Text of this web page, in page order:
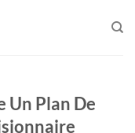
Un Plan De